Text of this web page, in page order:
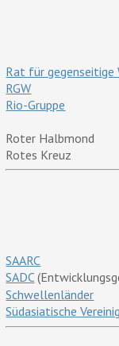
Rat für
RGW
Rio-Gruppe
Roter Halbmond
Rotes Kreuz
SAARC
SADC
Schwellenländer
Südasiatische